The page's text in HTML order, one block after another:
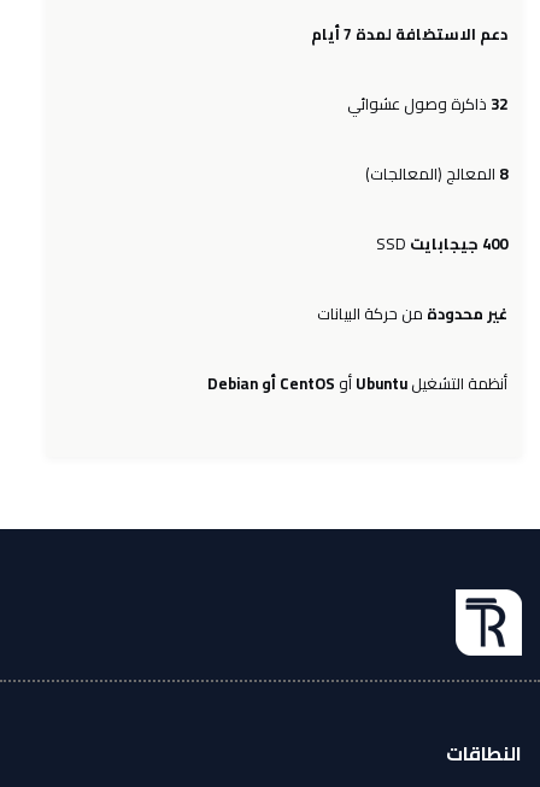
دعم الاستضافة لمدة 7 أيام
32 ذاكرة وصول عشوائي
8 المعالج (المعالجات)
400 جيجابايت
غير محدودة من حركة البيانات
أنظمة التشغيلUbuntuأو CentOS أو Debian
النطاقات